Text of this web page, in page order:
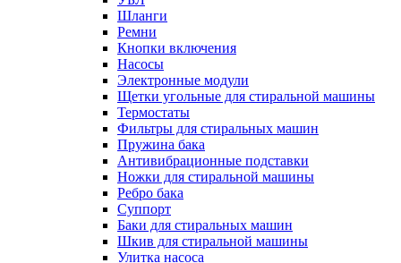
Шланги
Ремни
Кнопки включения
Насосы
Электронные модули
Щетки угольные для стиральной машины
Термостаты
Фильтры для стиральных машин
Пружина бака
Антивибрационные подставки
Ножки для стиральной машины
Ребро бака
Суппорт
Баки для стиральных машин
Шкив для стиральной машины
Улитка насоса